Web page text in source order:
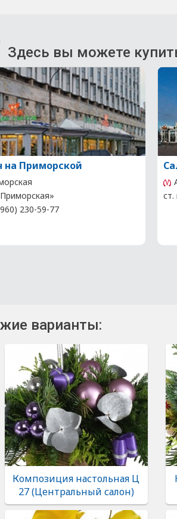
Здесь вы можете
на Приморской
230-59-77
варианты:
Композиция настольная Ц
27 (Центральный салон)